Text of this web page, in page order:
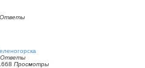
Ответы
Ответы
Просмотры